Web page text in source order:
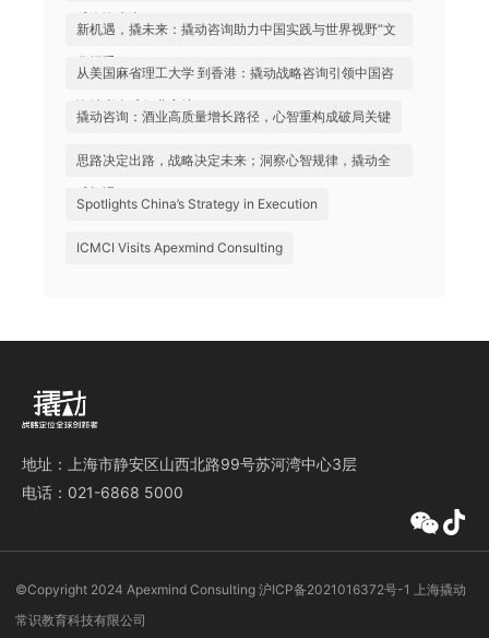
球咨询生态
新机遇，撬未来：撬动咨询助力中国实践与世界视野“文
化握手”
从美国麻省理工大学 到香港：撬动战略咨询引领中国咨
询站上全球行业高地
撬动咨询：酒业高质量增长路径，心智重构成破局关键
思路决定出路，战略决定未来；洞察心智规律，撬动全
球机遇
Spotlights China’s Strategy in Execution
ICMCI Visits Apexmind Consulting
地址：上海市静安区山西北路99号苏河湾中心3层
电话：021-6868 5000
©️Copyright 2024 Apexmind Consulting 沪ICP备2021016372号-1 上海撬动
常识教育科技有限公司